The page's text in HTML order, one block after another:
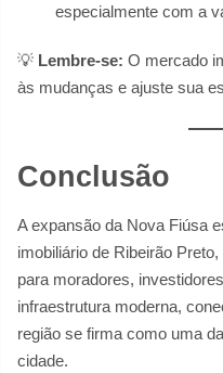
especialmente com a
💡 Lembre-se: O mercado
às mudanças e ajuste sua
Conclusão
A expansão da Nova Fiúsa
imobiliário de Ribeirão
para moradores,
infraestrutura moderna,
região se firma como uma
cidade.